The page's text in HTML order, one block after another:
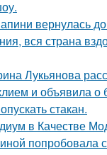
вернулась
вся страна
Лукьянова
и объявила о
стакан.
в Качестве
попробовала